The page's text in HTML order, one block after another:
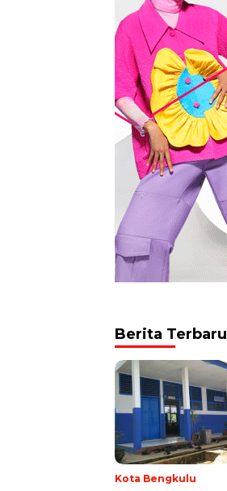
Berita Terbaru
Kota Bengkulu